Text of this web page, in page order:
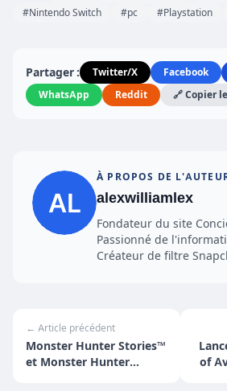
#Nintendo Switch
#pc #Playstation
Partager : Twitter/X Facebook
WhatsApp
Reddit 🔗 Copier
À PROPOS DE
alexwilliamlex
Fondateur du site
Passionné de
Créateur de filtre
← Article précédent
Monster Hunter Stories™
et Monster Hunter
of